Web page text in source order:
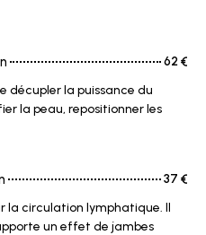
62 €
décupler la puissance du
la peau, repositionner les
37 €
la circulation lymphatique. Il
un effet de jambes